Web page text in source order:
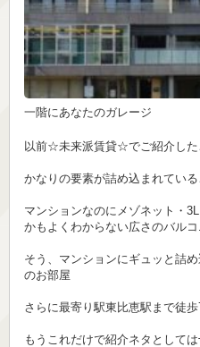
以前☆未来派賃貸☆でご紹介した
かなりの要素が詰め込まれてい
マンションなのにメゾネット・
かもよくわからない広さのバルコ
そう、マンションにギュッと詰
のお部屋
さらに最寄り駅東比恵駅まで徒歩
もうこれだけで紹介ネタとして
一階にあなたのガレージ